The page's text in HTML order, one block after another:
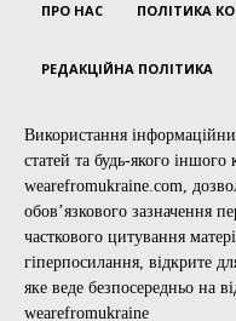
ПРО НАС ПОЛІТИКА
РЕДАКЦІЙНА ПОЛІТИКА
Використання
статей та будь-якого іншого
wearefromukraine.com,
обов’язкового зазначення
часткового цитування
гіперпосилання, відкрите
яке веде безпосередньо на
wearefromukraine